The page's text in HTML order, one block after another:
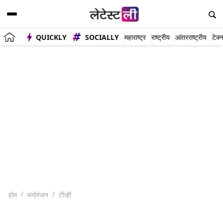
QUICKLY SOCIALLY महाराष्ट्र राष्ट्रीय आंतरराष्ट्रीय
होम मनोरंजन टीव्ही